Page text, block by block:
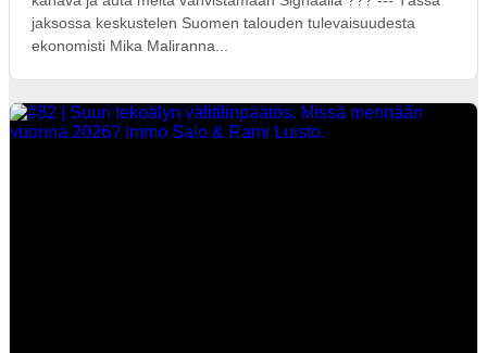
jaksossa keskustelen Suomen talouden tulevaisuudesta
ekonomisti Mika Maliranna...